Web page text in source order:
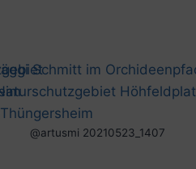
@artusmi 20210523_1407